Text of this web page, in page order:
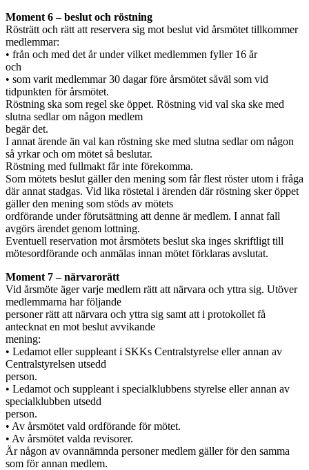
Moment 6 – beslut och röstning
Rösträtt och rätt att reservera sig mot beslut vid årsmötet tillkommer
medlemmar:
• från och med det år under vilket medlemmen fyller 16 år
och
• som varit medlemmar 30 dagar före årsmötet såväl som vid
tidpunkten för årsmötet.
Röstning ska som regel ske öppet. Röstning vid val ska ske med
slutna sedlar om någon medlem
begär det.
I annat ärende än val kan röstning ske med slutna sedlar om någon
så yrkar och om mötet så beslutar.
Röstning med fullmakt får inte förekomma.
Som mötets beslut gäller den mening som får flest röster utom i fråga
där annat stadgas. Vid lika röstetal i ärenden där röstning sker öppet
gäller den mening som stöds av mötets
ordförande under förutsättning att denne är medlem. I annat fall
avgörs ärendet genom lottning.
Eventuell reservation mot årsmötets beslut ska inges skriftligt till
mötesordförande och anmälas innan mötet förklaras avslutat.
Moment 7 – närvarorätt
Vid årsmöte äger varje medlem rätt att närvara och yttra sig. Utöver
medlemmarna har följande
personer rätt att närvara och yttra sig samt att i protokollet få
antecknat en mot beslut avvikande
mening:
• Ledamot eller suppleant i SKKs Centralstyrelse eller annan av
Centralstyrelsen utsedd
person.
• Ledamot och suppleant i specialklubbens styrelse eller annan av
specialklubben utsedd
person.
• Av årsmötet vald ordförande för mötet.
• Av årsmötet valda revisorer.
Är någon av ovannämnda personer medlem gäller för den samma
som för annan medlem.